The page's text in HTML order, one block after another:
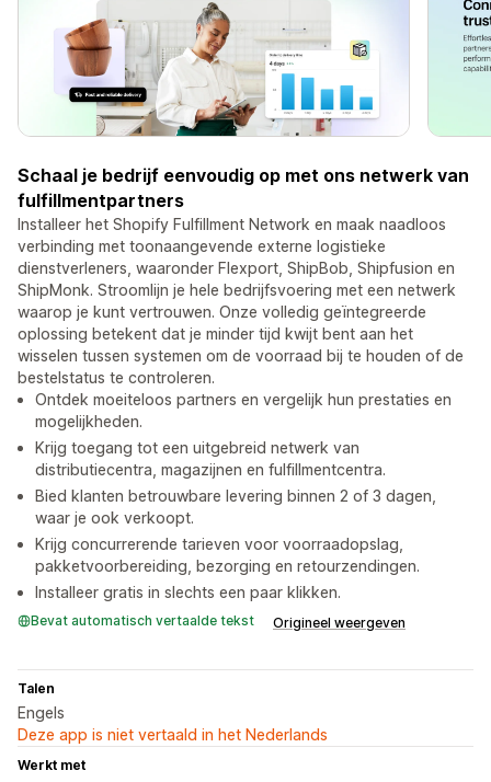
Schaal je bedrijf eenvoudig op met ons netwerk van
fulfillmentpartners
Installeer het Shopify Fulfillment Network en maak naadloos
verbinding met toonaangevende externe logistieke
dienstverleners, waaronder Flexport, ShipBob, Shipfusion en
ShipMonk. Stroomlijn je hele bedrijfsvoering met een netwerk
waarop je kunt vertrouwen. Onze volledig geïntegreerde
oplossing betekent dat je minder tijd kwijt bent aan het
wisselen tussen systemen om de voorraad bij te houden of de
bestelstatus te controleren.
Ontdek moeiteloos partners en vergelijk hun prestaties en
mogelijkheden.
Krijg toegang tot een uitgebreid netwerk van
distributiecentra, magazijnen en fulfillmentcentra.
Bied klanten betrouwbare levering binnen 2 of 3 dagen,
waar je ook verkoopt.
Krijg concurrerende tarieven voor voorraadopslag,
pakketvoorbereiding, bezorging en retourzendingen.
Installeer gratis in slechts een paar klikken.
Bevat automatisch vertaalde tekst Origineel weergeven
Talen
Engels
Deze app is niet vertaald in het Nederlands
Werkt met